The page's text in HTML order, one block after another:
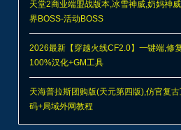
天堂2商业端盟战版本,冰雪神威,奶妈神
界BOSS-活动BOSS
2026最新【穿越火线CF2.0】一键端,修
100%汉化+GM工具
天海普拉斯团购版(天元第四版),仿官复
码+局域外网教程